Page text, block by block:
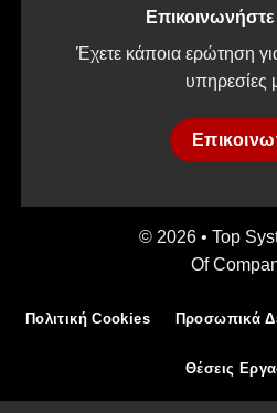
Έχετε κάποια ερώτηση
υπηρεσίες
© 2026 • Top
Of
Πολιτική Cookies Προσωπικά
Θέσεις